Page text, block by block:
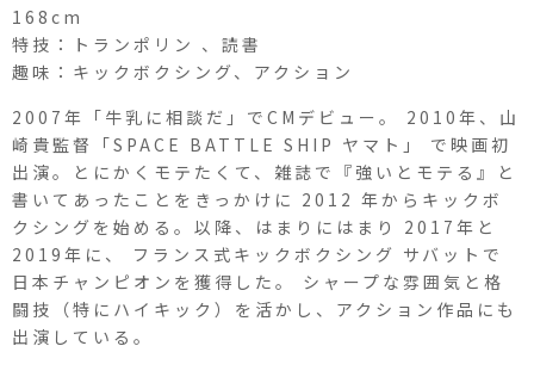
168cm
特技：トランポリン 、読書
趣味：キックボクシング、アクション
2007年「牛乳に相談だ」でCMデビュー。 2010年、山
崎貴監督「SPACE BATTLE SHIP ヤマト」 で映画初
出演。とにかくモテたくて、雑誌で『強いとモテる』と
書いてあったことをきっかけに 2012 年からキックボ
クシングを始める。以降、はまりにはまり 2017年と
2019年に、 フランス式キックボクシング サバットで
日本チャンピオンを獲得した。 シャープな雰囲気と格
闘技（特にハイキック）を活かし、アクション作品にも
出演している。